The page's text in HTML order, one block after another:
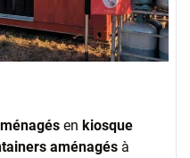
en kiosque
aménagés à